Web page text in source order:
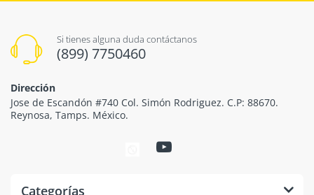
Si tienes alguna duda contáctanos
(899) 7750460
Dirección
Jose de Escandón #740 Col. Simón Rodriguez. C.P: 88670.
Reynosa, Tamps. México.
Categorías